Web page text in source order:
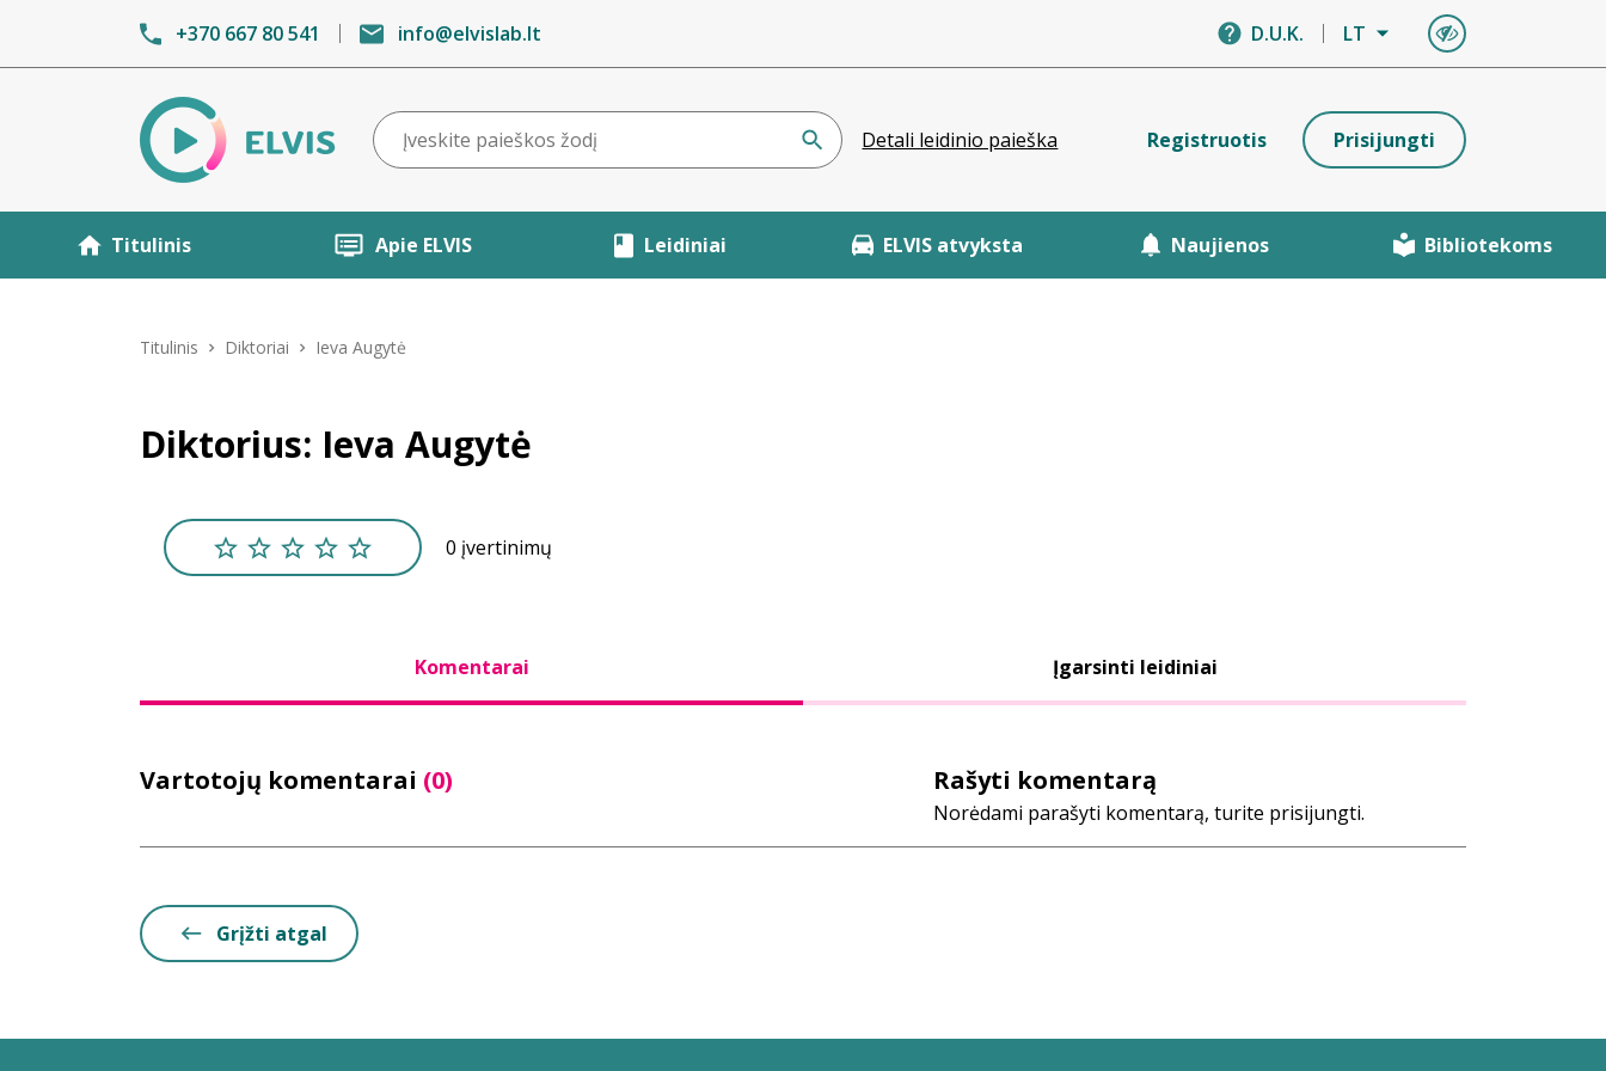
+370 667 80 541 info@elvislab.lt D.U.K. LT
Detali leidinio paieška Registruotis Prisijungti
Titulinis Apie ELVIS Leidiniai ELVIS atvyksta Naujienos Bibliotekoms
Titulinis Diktoriai Ieva Augytė
Diktorius: Ieva Augytė
0 įvertinimų
Komentarai Įgarsinti leidiniai
Vartotojų komentarai (0) Rašyti komentarą
Norėdami parašyti komentarą, turite prisijungti.
Grįžti atgal